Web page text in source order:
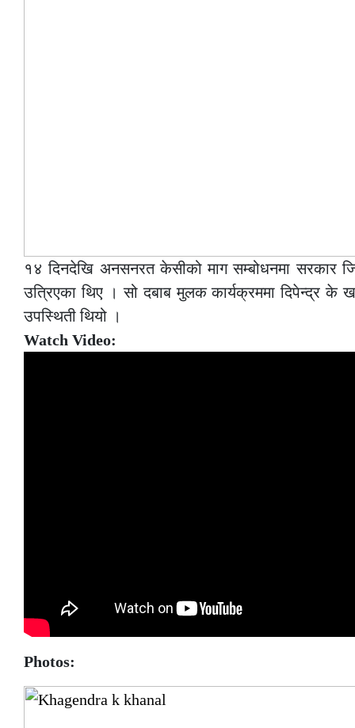
१४ दिनदेखि अनसनरत केसीको माग सम्बोधनमा सरकार
उत्रिएका थिए । सो दबाब मुलक कार्यक्रममा दिपेन्द्र
उपस्थिती थियो ।
Watch Video:
Photos: